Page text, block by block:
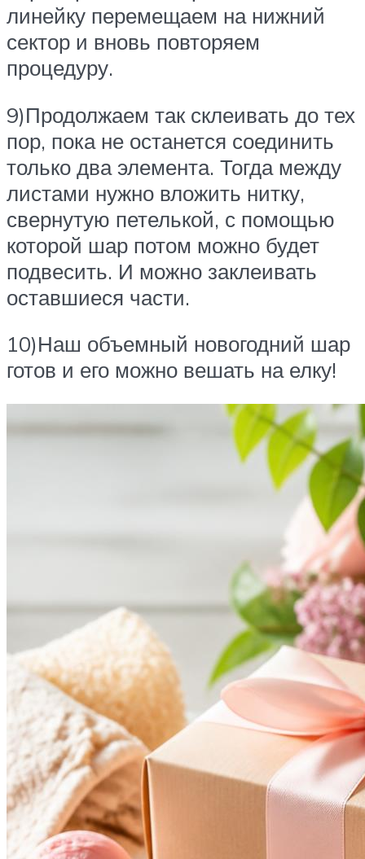
линейку перемещаем на нижний
сектор и вновь повторяем
процедуру.
9)Продолжаем так склеивать до тех
пор, пока не останется соединить
только два элемента. Тогда между
листами нужно вложить нитку,
свернутую петелькой, с помощью
которой шар потом можно будет
подвесить. И можно заклеивать
оставшиеся части.
10)Наш объемный новогодний шар
готов и его можно вешать на елку!